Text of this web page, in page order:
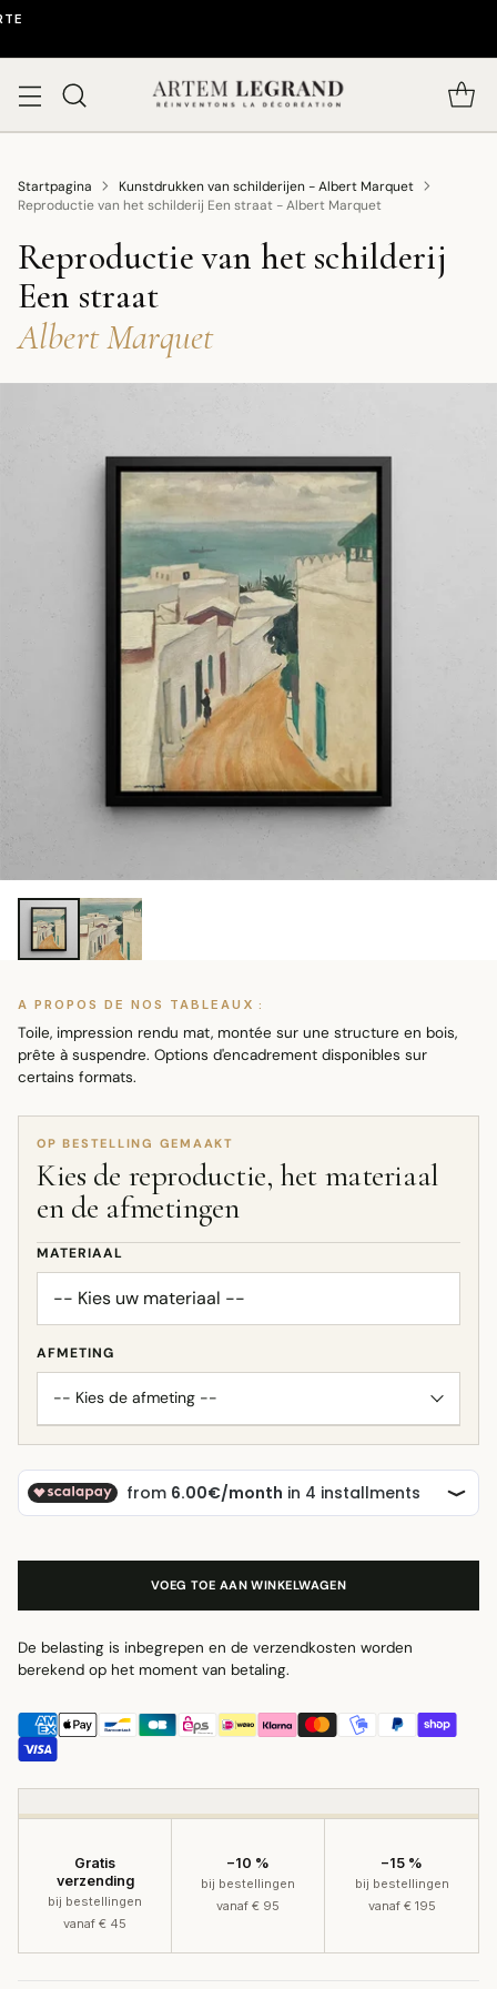
Startpagina
Kunstdrukken van schilderijen - Albert Marquet
Reproductie van het schilderij Een straat - Albert Marquet
Reproductie van het schilderij
Een straat
-
Albert Marquet
A PROPOS DE NOS TABLEAUX :
Toile, impression rendu mat, montée sur une structure en bois,
prête à suspendre. Options d'encadrement disponibles sur
certains formats.
OP BESTELLING GEMAAKT
Kies de reproductie, het materiaal
en de afmetingen
MATERIAAL
AFMETING
-- Kies de afmeting --
VOEG TOE AAN WINKELWAGEN
De belasting is inbegrepen en de verzendkosten worden
berekend op het moment van betaling.
Gratis
verzending
bij bestellingen
vanaf € 45
−10 %
bij bestellingen
vanaf € 95
−15 %
bij bestellingen
vanaf € 195